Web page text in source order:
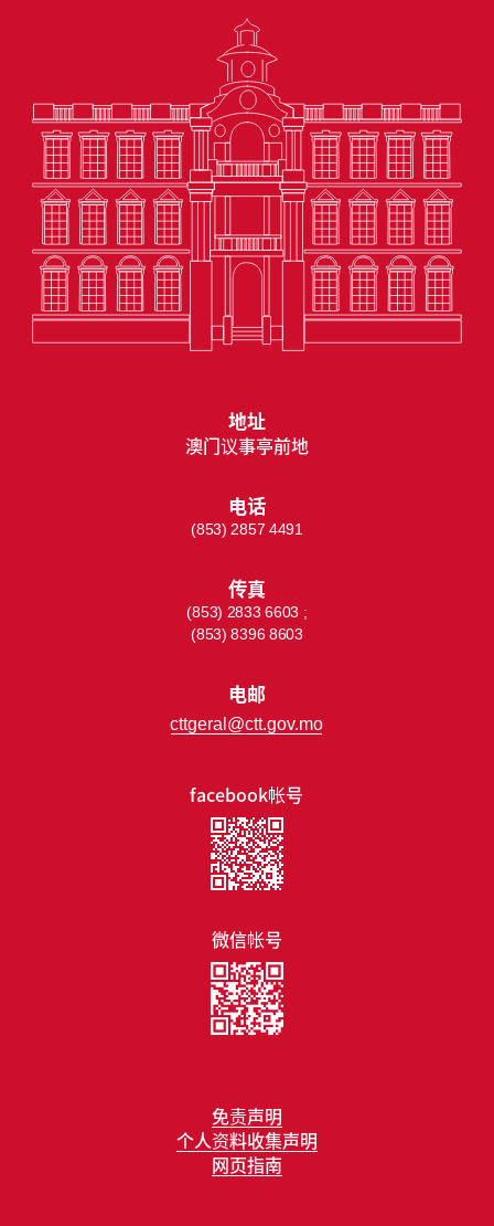
免责声明
个人资料收集声明
网页指南
facebook帐号
微信帐号
地址
澳门议事亭前地
电话
(853) 2857 4491
传真
(853) 2833 6603 ;
(853) 8396 8603
电邮
cttgeral@ctt.gov.mo